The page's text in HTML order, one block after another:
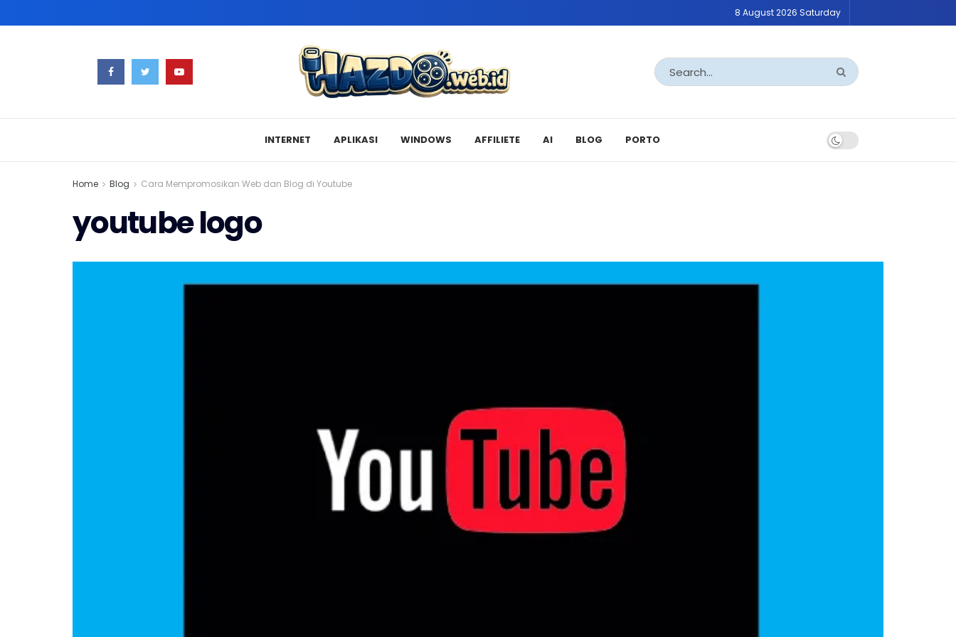
8 August 2026 Saturday
INTERNET APLIKASI WINDOWS AFFILIETE AI BLOG PORTO
Home Blog Cara Mempromosikan Web dan Blog di Youtube
youtube logo